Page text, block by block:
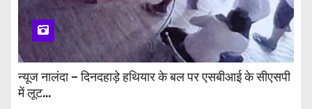
न्यूज नालंदा – दिनदहाड़े हथियार के बल पर एसबीआई के सीएसपी
में लूट…